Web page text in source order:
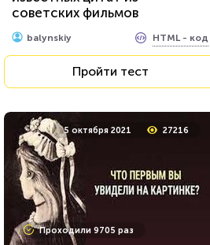
Пройти тест
Проходили 137 раз
советских фильмов
balynskiy HTML - код
Пройти тест
5 октября 2021 27216
Проходили 9705 раз